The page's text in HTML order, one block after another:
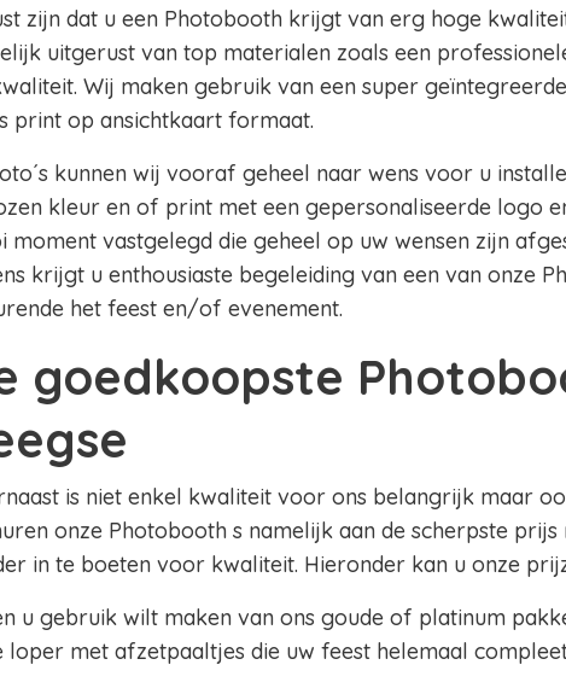
zijn dat u een Photobooth krijgt van erg hoge
uitgerust van top materialen zoals een
Wij maken gebruik van een super
print op ansichtkaart formaat.
kunnen wij vooraf geheel naar wens voor u
kleur en of print met een gepersonaliseerde logo
moment vastgelegd die geheel op uw wensen zijn
krijgt u enthousiaste begeleiding van een van onze
het feest en/of evenement.
goedkoopste
is niet enkel kwaliteit voor ons belangrijk maar
onze Photobooth s namelijk aan de scherpste
in te boeten voor kwaliteit. Hieronder kan u onze
u gebruik wilt maken van ons goude of platinum
loper met afzetpaaltjes die uw feest helemaal